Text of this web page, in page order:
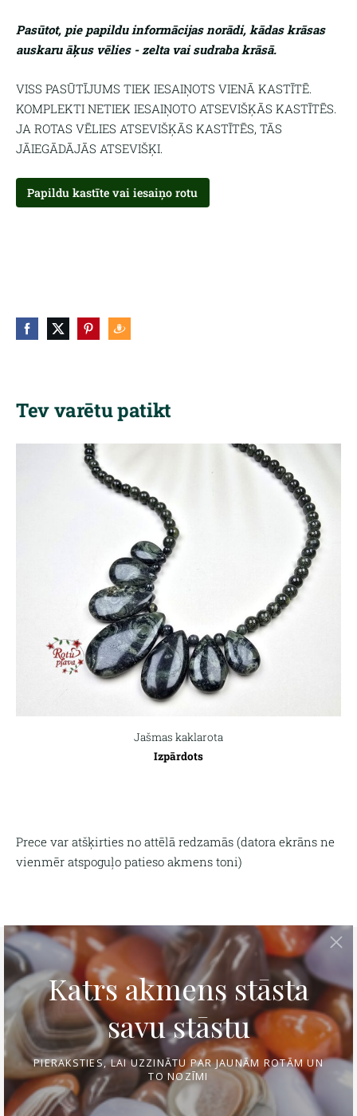
Prece var atšķirties no attēlā redzamās (datora ekrāns ne
vienmēr atspoguļo patieso akmens toni)
Pasūtot, pie papildu informācijas norādi, kādas krāsas
auskaru āķus vēlies - zelta vai sudraba krāsā.
VISS PASŪTĪJUMS TIEK IESAIŅOTS VIENĀ KASTĪTĒ.
KOMPLEKTI NETIEK IESAIŅOTO ATSEVIŠĶĀS KASTĪTĒS.
JA ROTAS VĒLIES ATSEVIŠĶĀS KASTĪTĒS, TĀS
JĀIEGĀDĀJĀS ATSEVIŠĶI.
Papildu kastīte vai iesaiņo rotu
Tev varētu patikt
Jašmas kaklarota
Izpārdots
Tava personīgā rokassprādze
Izmēra noteikšana
Kontakti
Apmaksa un piegāde
Preces atgriešana
Privātuma politika
Rotu kopšana un uzglabāšana
Atgriešana
Sīkdatnes
We use cookies to deliver services, for marketing
and to improve your experience. Customize
Accept all